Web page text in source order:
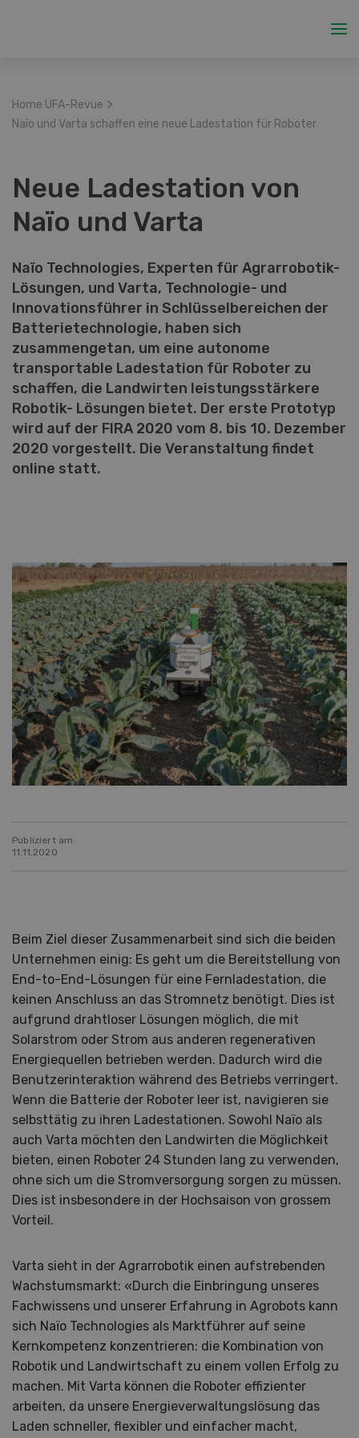
Home UFA-Revue >
Naïo und Varta schaffen eine neue Ladestation für Roboter
Neue Ladestation von
Naïo und Varta
Naïo Technologies, Experten für Agrarrobotik-
Lösungen, und Varta, Technologie- und
Innovationsführer in Schlüsselbereichen der
Batterietechnologie, haben sich
zusammengetan, um eine autonome
transportable Ladestation für Roboter zu
schaffen, die Landwirten leistungsstärkere
Robotik- Lösungen bietet. Der erste Prototyp
wird auf der FIRA 2020 vom 8. bis 10. Dezember
2020 vorgestellt. Die Veranstaltung findet
online statt.
Publiziert am
11.11.2020
Beim Ziel dieser Zusammenarbeit sind sich die beiden
Unternehmen einig: Es geht um die Bereitstellung von
End-to-End-Lösungen für eine Fernladestation, die
keinen Anschluss an das Stromnetz benötigt. Dies ist
aufgrund drahtloser Lösungen möglich, die mit
Solarstrom oder Strom aus anderen regenerativen
Energiequellen betrieben werden. Dadurch wird die
Benutzerinteraktion während des Betriebs verringert.
Wenn die Batterie der Roboter leer ist, navigieren sie
selbsttätig zu ihren Ladestationen. Sowohl Naïo als
auch Varta möchten den Landwirten die Möglichkeit
bieten, einen Roboter 24 Stunden lang zu verwenden,
ohne sich um die Stromversorgung sorgen zu müssen.
Dies ist insbesondere in der Hochsaison von grossem
Vorteil.
Varta sieht in der Agrarrobotik einen aufstrebenden
Wachstumsmarkt: «Durch die Einbringung unseres
Fachwissens und unserer Erfahrung in Agrobots kann
sich Naïo Technologies als Marktführer auf seine
Kernkompetenz konzentrieren: die Kombination von
Robotik und Landwirtschaft zu einem vollen Erfolg zu
machen. Mit Varta können die Roboter effizienter
arbeiten, da unsere Energieverwaltungslösung das
Laden schneller, flexibler und einfacher macht,